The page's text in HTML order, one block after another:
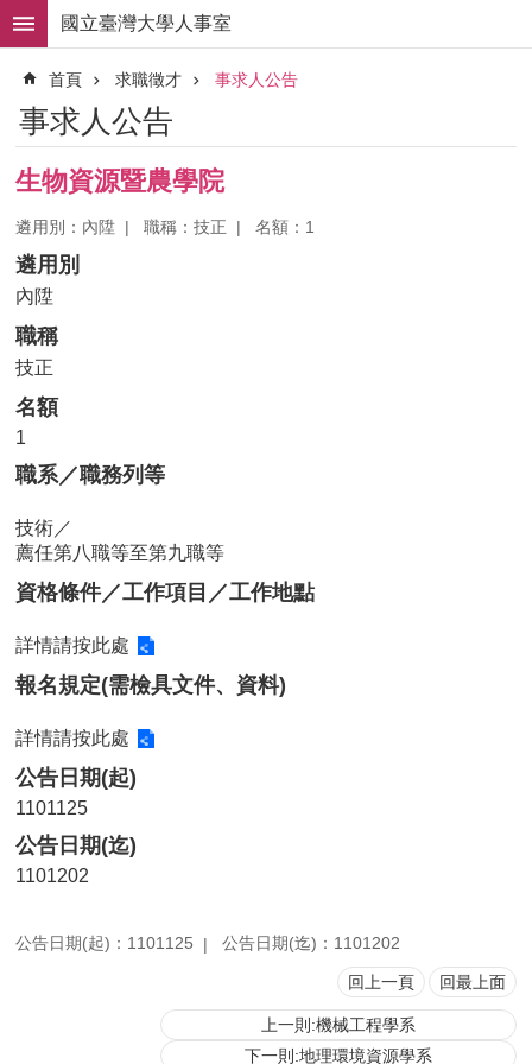
跳到主要內容區塊
進
階
搜
尋
求
職
徵
組
職
掌
人
事
法
規
常
用
表
單
各
類
專
區
查
詢
事
項
網
國立臺灣大學人事室
首頁 求職徵才 事求人公告
事求人公告
生物資源暨農學院
遴用別：內陞 職稱：技正 名額：1
遴用別
內陞
職稱
技正
名額
1
職系／職務列等
技術／
薦任第八職等至第九職等
資格條件／工作項目／工作地點
詳情請按此處
報名規定(需檢具文件、資料)
詳情請按此處
公告日期(起)
1101125
公告日期(迄)
1101202
公告日期(起)：1101125 公告日期(迄)：1101202
回上一頁 回最上面
上一則:機械工程學系
下一則:地理環境資源學系